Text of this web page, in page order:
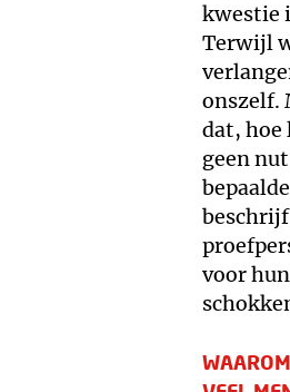
kwestie
Terwijl
onszelf.
dat,
geen
voor